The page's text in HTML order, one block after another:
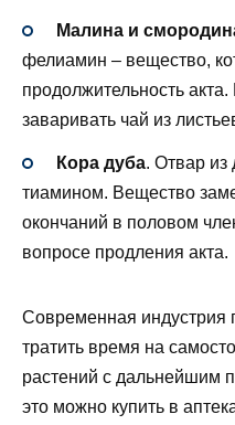
Малина и
фелиамин – вещество,
продолжительность
заваривать чай из
Кора дуба. Отвар из
тиамином. Вещество
окончаний в половом
вопросе продления акта.
Современная индустрия
тратить время на
растений с дальнейшим
это можно купить в